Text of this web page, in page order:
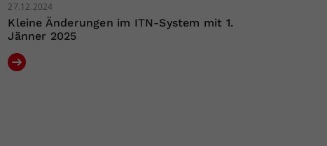
27.12.2024
Kleine Änderungen im ITN-System mit 1.
Jänner 2025